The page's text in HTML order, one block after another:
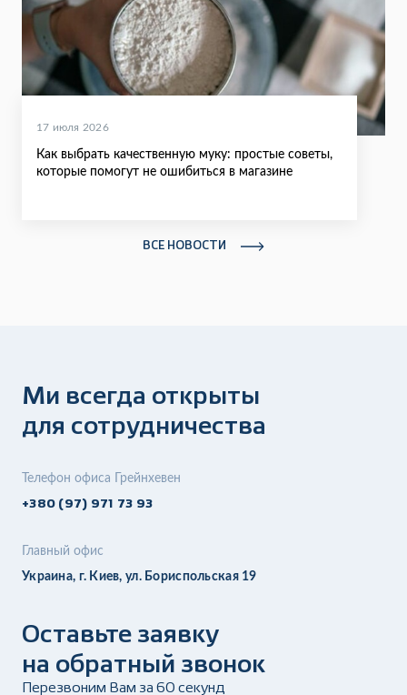
17 июля 2026
Как выбрать качественную муку: простые советы,
которые помогут не ошибиться в магазине
ВСЕ НОВОСТИ
Ми всегда открыты
для сотрудничества
Телефон офиса Грейнхевен
+380 (97) 971 73 93
Главный офис
Украина, г. Киев, ул. Бориспольская 19
Оставьте заявку
на обратный звонок
Перезвоним Вам за 60 секунд